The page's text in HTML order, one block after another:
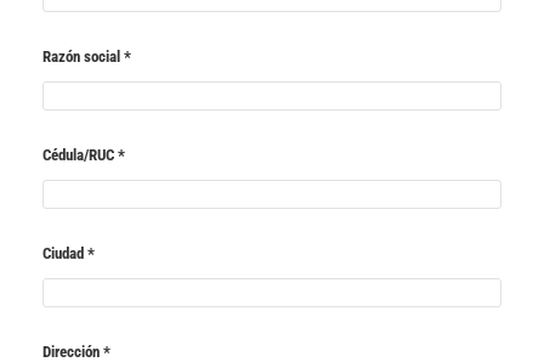
Razón social *
Cédula/RUC *
Ciudad *
Dirección *